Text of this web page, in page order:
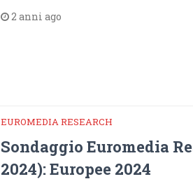
2 anni ago
EUROMEDIA RESEARCH
Sondaggio Euromedia
2024): Europee 2024